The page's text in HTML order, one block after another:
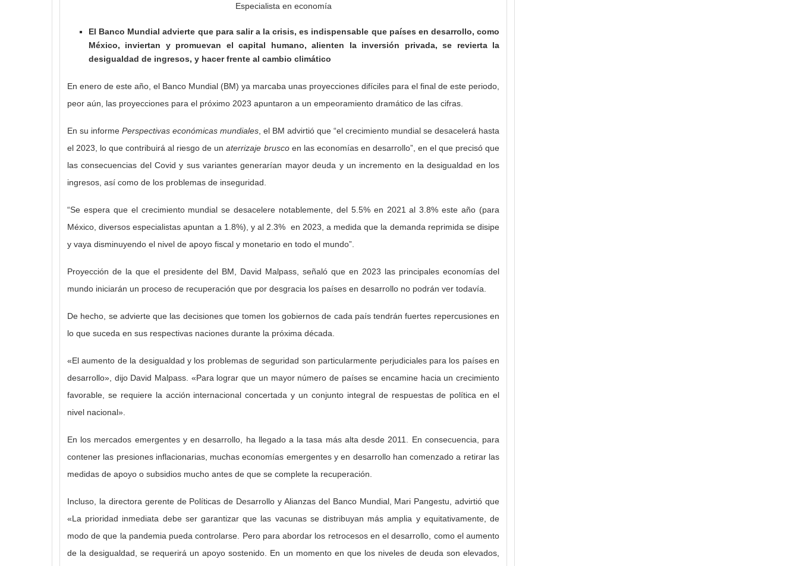
Especialista en economía
El Banco Mundial advierte que para salir a la crisis, es indispensable que países en desarrollo, como
México, inviertan y promuevan el capital humano, alienten la inversión privada, se revierta la
desigualdad de ingresos, y hacer frente al cambio climático
En enero de este año, el Banco Mundial (BM) ya marcaba unas proyecciones difíciles para el final de este periodo,
peor aún, las proyecciones para el próximo 2023 apuntaron a un empeoramiento dramático de las cifras.
En su informe Perspectivas económicas mundiales , el BM advirtió que “el crecimiento mundial se desacelerá hasta
el 2023, lo que contribuirá al riesgo de unaterrizaje bruscoen las economías en desarrollo”, en el que precisó que
las consecuencias del Covid y sus variantes generarían mayor deuda y un incremento en la desigualdad en los
ingresos, así como de los problemas de inseguridad.
“Se espera que el crecimiento mundial se desacelere notablemente, del 5.5% en 2021 al 3.8% este año (para
México, diversos especialistas apuntan a 1.8%), y al 2.3% en 2023, a medida que la demanda reprimida se disipe
y vaya disminuyendo el nivel de apoyo fiscal y monetario en todo el mundo”.
Proyección de la que el presidente del BM, David Malpass, señaló que en 2023 las principales economías del
mundo iniciarán un proceso de recuperación que por desgracia los países en desarrollo no podrán ver todavía.
De hecho, se advierte que las decisiones que tomen los gobiernos de cada país tendrán fuertes repercusiones en
lo que suceda en sus respectivas naciones durante la próxima década.
«El aumento de la desigualdad y los problemas de seguridad son particularmente perjudiciales para los países en
desarrollo», dijo David Malpass. «Para lograr que un mayor número de países se encamine hacia un crecimiento
favorable, se requiere la acción internacional concertada y un conjunto integral de respuestas de política en el
nivel nacional».
En los mercados emergentes y en desarrollo, ha llegado a la tasa más alta desde 2011. En consecuencia, para
contener las presiones inflacionarias, muchas economías emergentes y en desarrollo han comenzado a retirar las
medidas de apoyo o subsidios mucho antes de que se complete la recuperación.
Incluso, la directora gerente de Políticas de Desarrollo y Alianzas del Banco Mundial, Mari Pangestu, advirtió que
«La prioridad inmediata debe ser garantizar que las vacunas se distribuyan más amplia y equitativamente, de
modo de que la pandemia pueda controlarse.
Pero para abordar los retrocesos en el desarrollo, como el aumento
de la desigualdad, se requerirá un apoyo sostenido.
En un momento en que los niveles de deuda son elevados,